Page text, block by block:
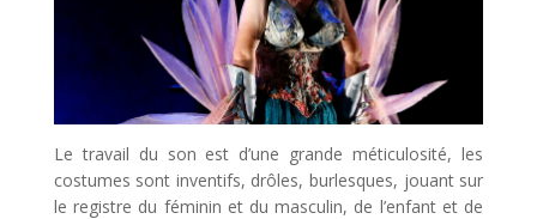
Le travail du son est d’une grande méticulosité, les
costumes sont inventifs, drôles, burlesques, jouant sur
le registre du féminin et du masculin, de l’enfant et de